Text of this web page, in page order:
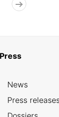
Press
News
Press